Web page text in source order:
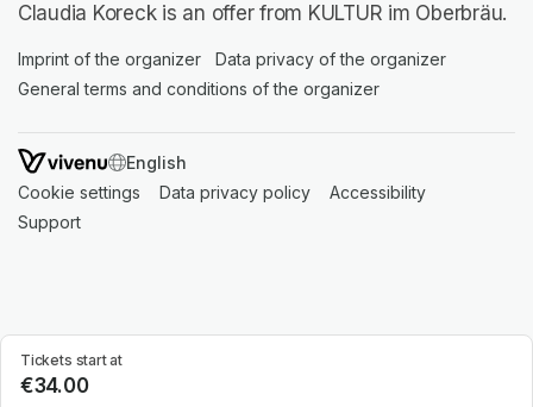
Tickets start at
€34.00
Claudia Koreck is an offer from KULTUR im Oberbräu.
Imprint of the organizer (opens in a new tab)
Data privacy of the organizer
General terms and conditions of the organizer
SWITCH LANGUAGE
Cookie settings (opens in a new tab)
Data privacy policy (opens in a new tab)
Accessibility
Support